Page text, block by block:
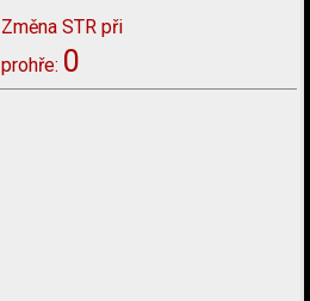
Změna STR při
prohře: 0